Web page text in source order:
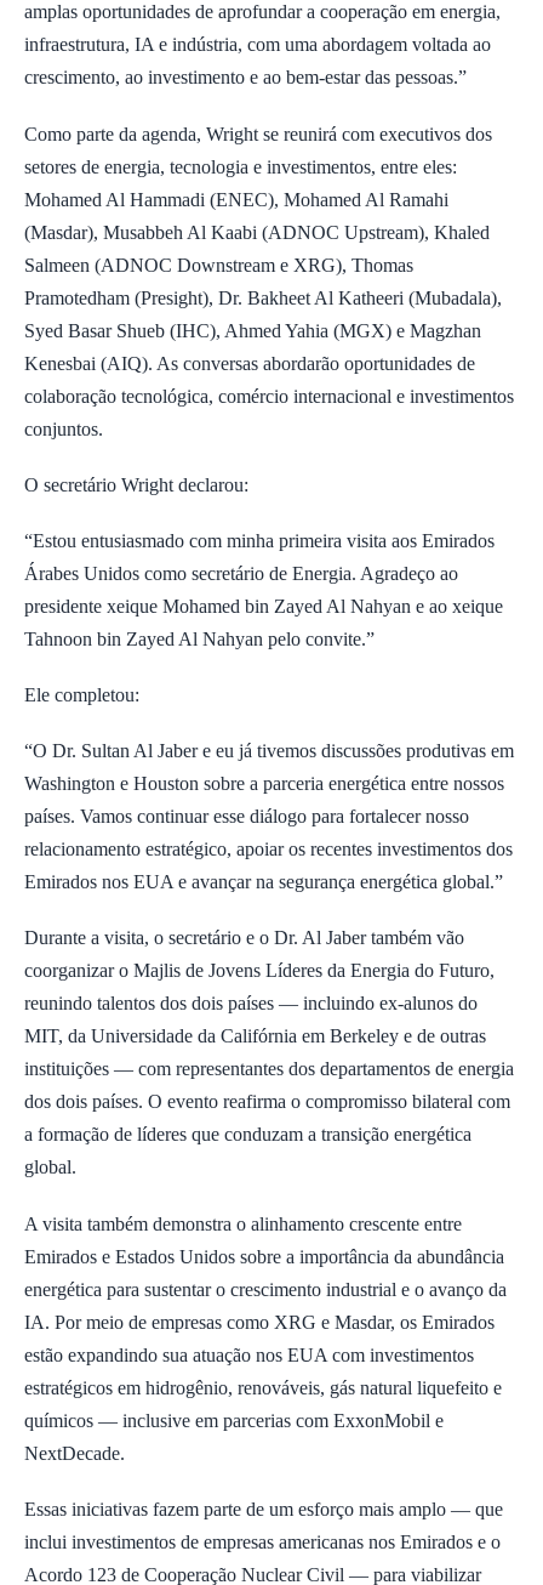
amplas oportunidades de aprofundar a cooperação em energia,
infraestrutura, IA e indústria, com uma abordagem voltada ao
crescimento, ao investimento e ao bem-estar das pessoas.”
Como parte da agenda, Wright se reunirá com executivos dos
setores de energia, tecnologia e investimentos, entre eles:
Mohamed Al Hammadi (ENEC), Mohamed Al Ramahi
(Masdar), Musabbeh Al Kaabi (ADNOC Upstream), Khaled
Salmeen (ADNOC Downstream e XRG), Thomas
Pramotedham (Presight), Dr. Bakheet Al Katheeri (Mubadala),
Syed Basar Shueb (IHC), Ahmed Yahia (MGX) e Magzhan
Kenesbai (AIQ). As conversas abordarão oportunidades de
colaboração tecnológica, comércio internacional e investimentos
conjuntos.
O secretário Wright declarou:
“Estou entusiasmado com minha primeira visita aos Emirados
Árabes Unidos como secretário de Energia. Agradeço ao
presidente xeique Mohamed bin Zayed Al Nahyan e ao xeique
Tahnoon bin Zayed Al Nahyan pelo convite.”
Ele completou:
“O Dr. Sultan Al Jaber e eu já tivemos discussões produtivas em
Washington e Houston sobre a parceria energética entre nossos
países. Vamos continuar esse diálogo para fortalecer nosso
relacionamento estratégico, apoiar os recentes investimentos dos
Emirados nos EUA e avançar na segurança energética global.”
Durante a visita, o secretário e o Dr. Al Jaber também vão
coorganizar o Majlis de Jovens Líderes da Energia do Futuro,
reunindo talentos dos dois países — incluindo ex-alunos do
MIT, da Universidade da Califórnia em Berkeley e de outras
instituições — com representantes dos departamentos de energia
dos dois países. O evento reafirma o compromisso bilateral com
a formação de líderes que conduzam a transição energética
global.
A visita também demonstra o alinhamento crescente entre
Emirados e Estados Unidos sobre a importância da abundância
energética para sustentar o crescimento industrial e o avanço da
IA. Por meio de empresas como XRG e Masdar, os Emirados
estão expandindo sua atuação nos EUA com investimentos
estratégicos em hidrogênio, renováveis, gás natural liquefeito e
químicos — inclusive em parcerias com ExxonMobil e
NextDecade.
Essas iniciativas fazem parte de um esforço mais amplo — que
inclui investimentos de empresas americanas nos Emirados e o
Acordo 123 de Cooperação Nuclear Civil — para viabilizar